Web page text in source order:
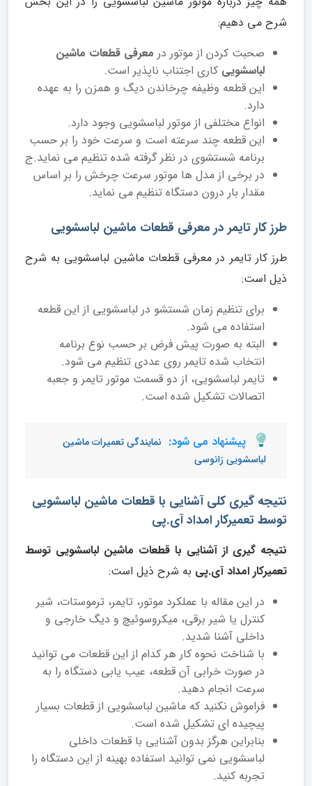
شرح می دهیم:
صحبت کردن از موتور در معرفی قطعات ماشین
لباسشویی کاری اجتناب ناپذیر است.
این قطعه وظیفه چرخاندن دیگ و همزن را به عهده
دارد.
انواع مختلفی از موتور لباسشویی وجود دارد.
این قطعه چند سرعته است و سرعت خود را بر حسب
برنامه شستشوی در نظر گرفته شده تنظیم می نماید.ج
در برخی از مدل ها موتور سرعت چرخش را بر اساس
مقدار بار درون دستگاه تنظیم می نماید.
طرز کار تایمر در معرفی قطعات ماشین لباسشویی
طرز کار تایمر در معرفی قطعات ماشین لباسشویی به شرح
ذیل است:
برای تنظیم زمان شستشو در لباسشویی از این قطعه
استفاده می شود.
البته به صورت پیش فرض بر حسب نوع برنامه
انتخاب شده تایمر روی عددی تنظیم می شود.
تایمر لباسشویی، از دو قسمت موتور تایمر و جعبه
اتصالات تشکیل شده است.
پیشنهاد می شود: نمایندگی تعمیرات ماشین
لباسشویی زانوسی
نتیجه گیری کلی آشنایی با قطعات ماشین لباسشویی
توسط تعمیرکار امداد آی.پی
نتیجه گیری از آشنایی با قطعات ماشین لباسشویی توسط
تعمیرکار امداد آی.پی به شرح ذیل است:
در این مقاله با عملکرد موتور، تایمر، ترموستات، شیر
کنترل یا شیر برقی، میکروسوئیچ و دیگ خارجی و
داخلی آشنا شدید.
با شناخت نحوه کار هر کدام از این قطعات می توانید
در صورت خرابی آن قطعه، عیب یابی دستگاه را به
سرعت انجام دهید.
فراموش نکنید که ماشین لباسشویی از قطعات بسیار
پیچیده ای تشکیل شده است.
بنابراین هرگز بدون آشنایی با قطعات داخلی
لباسشویی نمی توانید استفاده بهینه از این دستگاه را
تجربه کنید.